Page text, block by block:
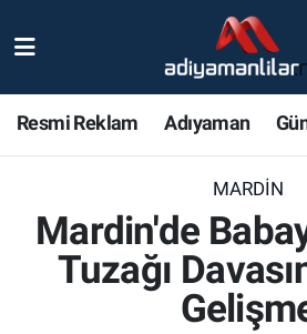
Resmi Reklam Adıyaman
MARDIN
Mardin'de
Tuzağı
Magazin
Bölge Haberleri
Nöbetçi Eczaneler
Adiyaman Namaz Vakitleri
Trafik Durumu
Süper Lig Puan Durumu ve